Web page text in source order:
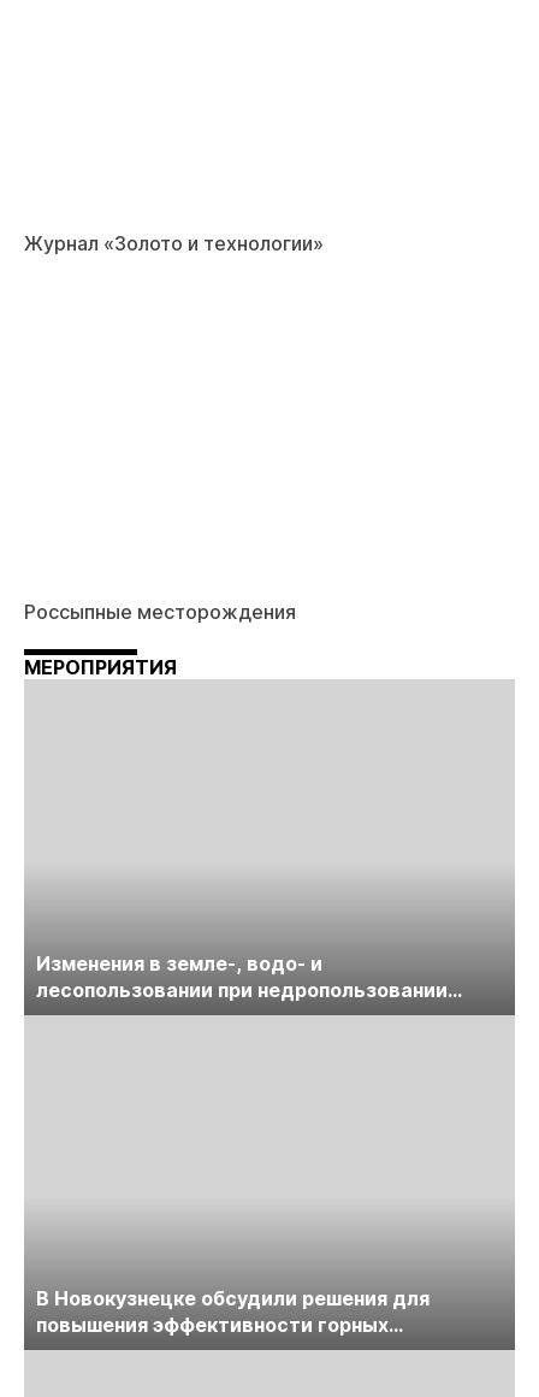
Журнал «Золото и технологии»
Россыпные месторождения
МЕРОПРИЯТИЯ
Изменения в земле-, водо- и
лесопользовании при недропользовании
обсудят на семинаре «ПравоТЭК»
В Новокузнецке обсудили решения для
повышения эффективности горных
предприятий